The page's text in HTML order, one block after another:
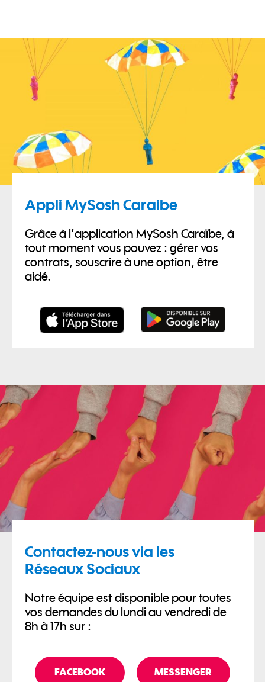
Appli MySosh Caraibe
Grâce à l’application MySosh Caraïbe, à
tout moment vous pouvez : gérer vos
contrats, souscrire à une option, être
aidé.
Contactez-nous via les
Réseaux Sociaux
Notre équipe est disponible pour toutes
vos demandes du lundi au vendredi de
8h à 17h sur :
FACEBOOK MESSENGER